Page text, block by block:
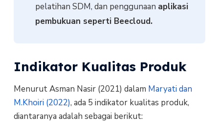
pelatihan SDM, dan penggunaan aplikasi
pembukuan seperti Beecloud.
Indikator Kualitas Produk
Menurut Asman Nasir (2021) dalam Maryati dan
M.Khoiri (2022), ada 5 indikator kualitas produk,
diantaranya adalah sebagai berikut: